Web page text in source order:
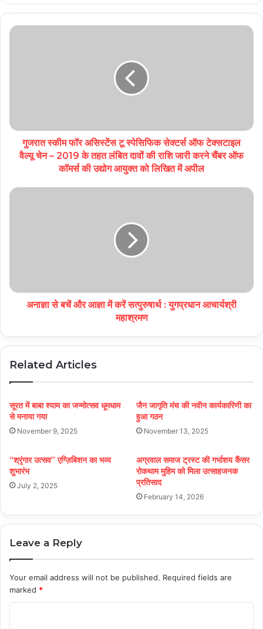
गुजरात स्कीम फॉर असिस्टेंस टू स्पेसिफिक सेक्टर्स ऑफ टेक्सटाइल
वैल्यू चेन – 2019 के तहत लंबित दावों की राशि जारी करने चैंबर ऑफ
कॉमर्स की उद्योग आयुक्त को लिखित में अपील
अनाज्ञा से बचें और आज्ञा में करें सत्पुरुषार्थ : युगप्रधान आचार्यश्री
महाश्रमण
Related Articles
सूरत में बाबा श्याम का जन्मोत्सव धूमधाम
से मनाया गया
November 9, 2025
जैन जागृति मंच की नवीन कार्यकारिणी का
हुआ गठन
November 13, 2025
“श्रृंगार उत्सव” एग्ज़िबिशन का भव्य
शुभारंभ
July 2, 2025
अग्रवाल समाज ट्रस्ट की गर्भाशय कैंसर
रोकथाम मुहिम को मिला उत्साहजनक
प्रतिसाद
February 14, 2026
Leave a Reply
Your email address will not be published. Required fields are
marked *